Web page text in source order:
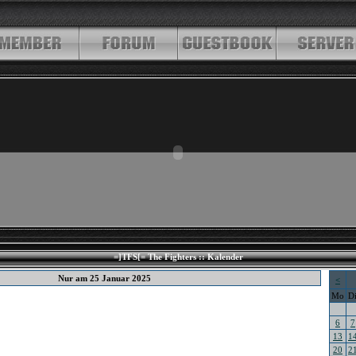
=]TFS[= The Fighters :: Kalender
Nur am 25 Januar 2025
<
Mo Di
6
7
13
20